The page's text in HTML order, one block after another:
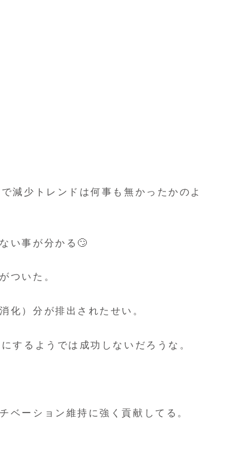
減少トレンドは何事も無かったかのよ
い事が分かる🙄
ついた。
化）分が排出されたせい。
するようでは成功しないだろうな。
ベーション維持に強く貢献してる。